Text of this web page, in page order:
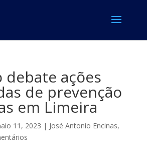
debate ações
de prevenção
em Limeira
11, 2023 | José Antonio Encinas,